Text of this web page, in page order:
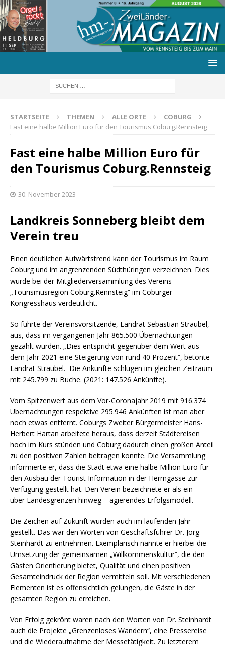
STARTSEITE THEMEN ALLE ORTE
COBURG
Fast eine halbe Million Euro für den Tourismus Coburg.Rennsteig
Fast eine halbe Million Euro für
den Tourismus Coburg.Rennsteig
30. November 2023
Landkreis Sonneberg bleibt dem
Verein treu
Einen deutlichen Aufwärtstrend kann der Tourismus im Raum
Coburg und im angrenzenden Südthüringen verzeichnen. Dies
wurde bei der Mitgliederversammlung des Vereins
„Tourismusregion Coburg.Rennsteig“ im Coburger
Kongresshaus verdeutlicht.
So führte der Vereinsvorsitzende, Landrat Sebastian Straubel,
aus, dass im vergangenen Jahr 865.500 Übernachtungen
gezählt wurden. „Dies entspricht gegenüber dem Wert aus
dem Jahr 2021 eine Steigerung von rund 40 Prozent“, betonte
Landrat Straubel. Die Ankünfte schlugen im gleichen Zeitraum
mit 245.799 zu Buche. (2021: 147.526 Ankünfte).
Vom Spitzenwert aus dem Vor-Coronajahr 2019 mit 916.374
Übernachtungen respektive 295.946 Ankünften ist man aber
noch etwas entfernt. Coburgs Zweiter Bürgermeister Hans-
Herbert Hartan arbeitete heraus, dass derzeit Städtereisen
hoch im Kurs stünden und Coburg dadurch einen großen Anteil
zu den positiven Zahlen beitragen konnte. Die Versammlung
informierte er, dass die Stadt etwa eine halbe Million Euro für
den Ausbau der Tourist Information in der Herrngasse zur
Verfügung gestellt hat. Den Verein bezeichnete er als ein –
über Landesgrenzen hinweg – agierendes Erfolgsmodell.
Die Zeichen auf Zukunft wurden auch im laufenden Jahr
gestellt. Das war den Worten von Geschäftsführer Dr. Jörg
Steinhardt zu entnehmen. Exemplarisch nannte er hierbei die
Umsetzung der gemeinsamen „Willkommenskultur“, die den
Gästen Orientierung bietet, Qualität und einen positiven
Gesamteindruck der Region vermitteln soll. Mit verschiedenen
Elementen ist es offensichtlich gelungen, die Gäste in der
gesamten Region zu erreichen.
Von Erfolg gekrönt waren nach den Worten von Dr. Steinhardt
auch die Projekte „Grenzenloses Wandern“, eine Pressereise
und die Wiederaufnahme der Messetätigkeit. Zu letzterem